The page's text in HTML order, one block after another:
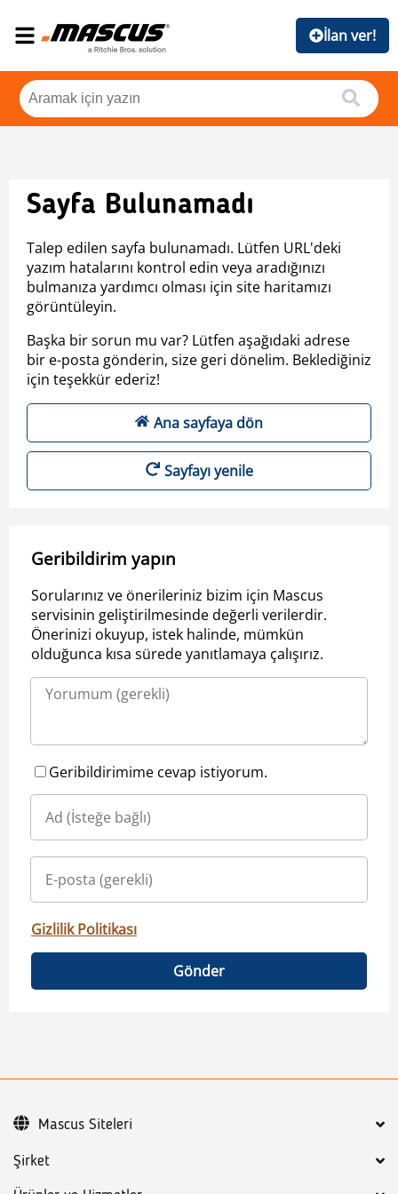
İlan ver!
Sayfa Bulunamadı
Talep edilen sayfa bulunamadı. Lütfen URL'deki
yazım hatalarını kontrol edin veya aradığınızı
bulmanıza yardımcı olması için site haritamızı
görüntüleyin.
Başka bir sorun mu var? Lütfen aşağıdaki adrese
bir e-posta gönderin, size geri dönelim. Beklediğiniz
için teşekkür ederiz!
Ana sayfaya dön
Sayfayı yenile
Geribildirim yapın
Sorularınız ve önerileriniz bizim için Mascus
servisinin geliştirilmesinde değerli verilerdir.
Önerinizi okuyup, istek halinde, mümkün
olduğunca kısa sürede yanıtlamaya çalışırız.
Geribildirimime cevap istiyorum.
Gizlilik Politikası
Gönder
Şirket
Mascus Siteleri